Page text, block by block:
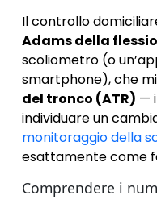
Il controllo
Adams della
scoliometro (o
smartphone), che
del tronco (ATR) —
individuare un
monitoraggio della
esattamente come
Comprendere i